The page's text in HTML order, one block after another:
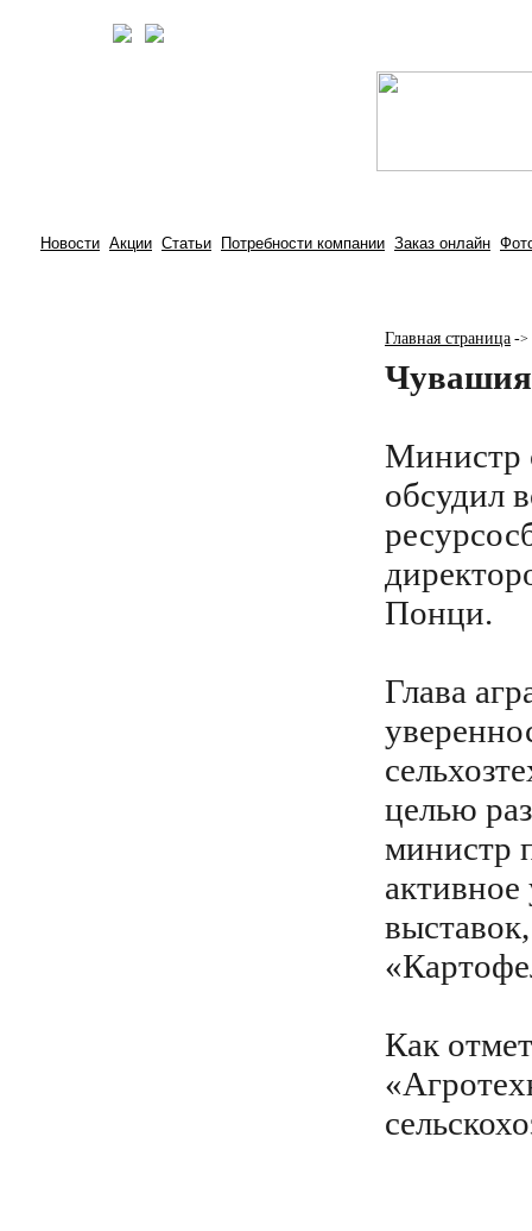
Новости Акции Статьи Потребности компании Заказ онлайн
Главная страница ->
Чувашия
Министр
обсудил
Понци.
Глава
целью
министр
Как